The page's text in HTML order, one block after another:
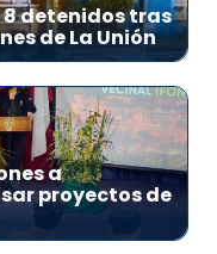
detenidos tras
de La Unión
a
proyectos de